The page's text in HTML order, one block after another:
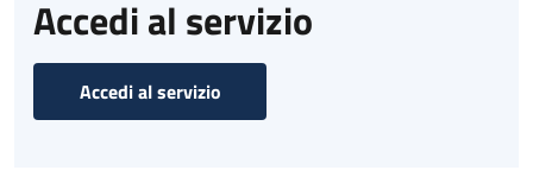
Accedi al servizio
Accedi al servizio